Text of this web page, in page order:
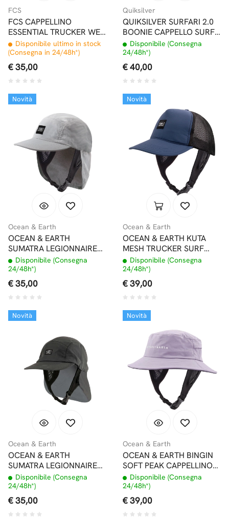
FCS
FCS CAPPELLINO
ESSENTIAL TRUCKER WET
CAP BUTTER
Disponibile ultimo in stock
(Consegna in 24/48h*)
€ 35,00
Quiksilver
QUIKSILVER SURFARI 2.0
BOONIE CAPPELLO SURF
BLACK
Disponibile (Consegna
24/48h*)
€ 40,00
Novità
Ocean & Earth
OCEAN & EARTH
SUMATRA LEGIONNAIRE
SURF CAP CAPPELLINO
SURF GRIGIO
Disponibile (Consegna
24/48h*)
€ 35,00
Novità
Ocean & Earth
OCEAN & EARTH KUTA
MESH TRUCKER SURF
CAP NAVY
Disponibile (Consegna
24/48h*)
€ 39,00
Novità
Ocean & Earth
OCEAN & EARTH
SUMATRA LEGIONNAIRE
SURF CAP CAPPELLINO
SURF CHARCOAL
Disponibile (Consegna
24/48h*)
€ 35,00
Novità
Ocean & Earth
OCEAN & EARTH BINGIN
SOFT PEAK CAPPELLINO
SURF LILAC
Disponibile (Consegna
24/48h*)
€ 39,00